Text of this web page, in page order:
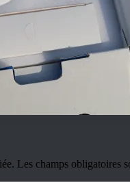
Les champs obligatoires